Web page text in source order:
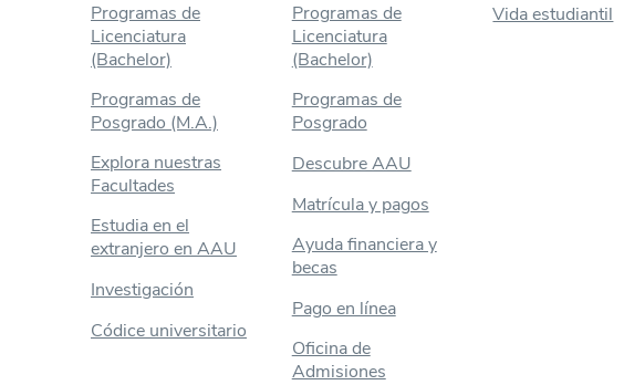
Programas de
Licenciatura
(Bachelor)
Programas de
Posgrado (M.A.)
Explora nuestras
Facultades
Estudia en el
extranjero en AAU
Investigación
Códice universitario
Programas de
Licenciatura
(Bachelor)
Programas de
Posgrado
Descubre AAU
Matrícula y pagos
Ayuda financiera y
becas
Pago en línea
Oficina de
Admisiones
Vida estudiantil